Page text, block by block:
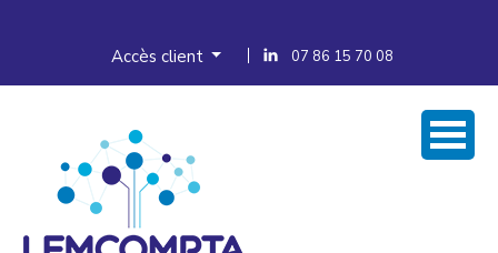
Accès client 07 86 15 70 08